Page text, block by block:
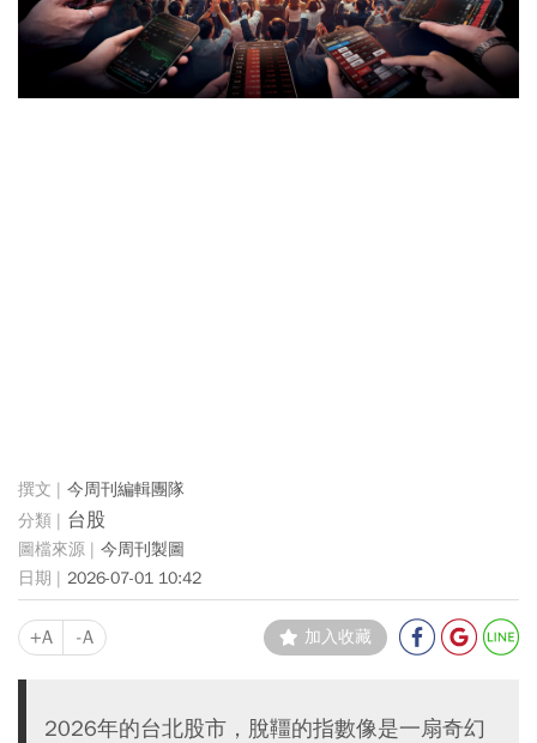
今周刊編輯團隊
台股
今周刊製圖
2026-07-01 10:42
+A -A 加入收藏
2026年的台北股市，脫韁的指數像是一扇奇幻